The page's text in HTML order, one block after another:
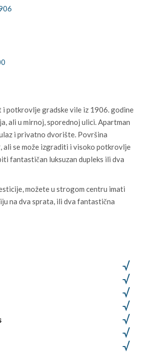
i potkrovlje gradske vile iz 1906. godine
ali u mirnoj, sporednoj ulici. Apartman
i privatno dvorište. Površina
ali se može izgraditi i visoko potkrovlje
fantastičan luksuzan dupleks ili dva
možete u strogom centru imati
na dva sprata, ili dva fantastična